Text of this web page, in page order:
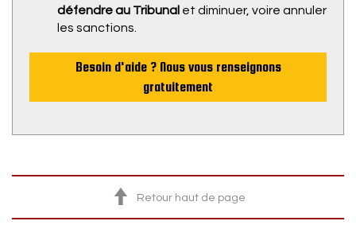
défendre au Tribunal et diminuer, voire annuler
les sanctions.
Besoin d'aide ? Nous vous renseignons
gratuitement
Retour haut de page